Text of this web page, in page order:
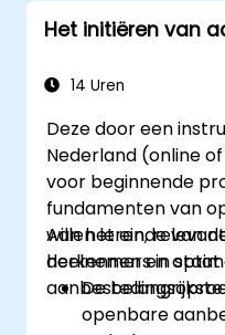
Het initiëren van
14 Uren
Deze door een
Nederland (online
voor beginnende
fundamenten van
willen leren,
herkennen en
Aan het einde van
deelnemers in staat
De
openbare